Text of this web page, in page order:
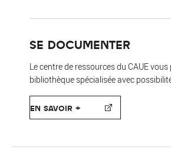
SE DOCUMENTER
Le centre de ressources du CAUE
bibliothèque spécialisée avec
EN SAVOIR +